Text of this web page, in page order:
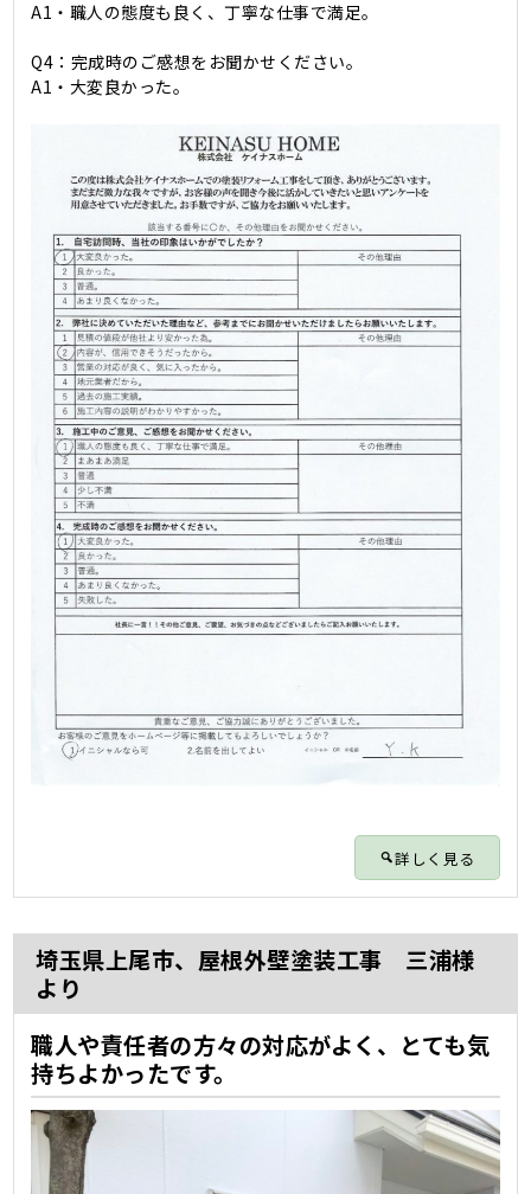
A1・職人の態度も良く、丁寧な仕事で満足。
Q4：完成時のご感想をお聞かせください。
A1・大変良かった。
詳しく見る
埼玉県上尾市、屋根外壁塗装工事 三浦様
より
職人や責任者の方々の対応がよく、とても気
持ちよかったです。